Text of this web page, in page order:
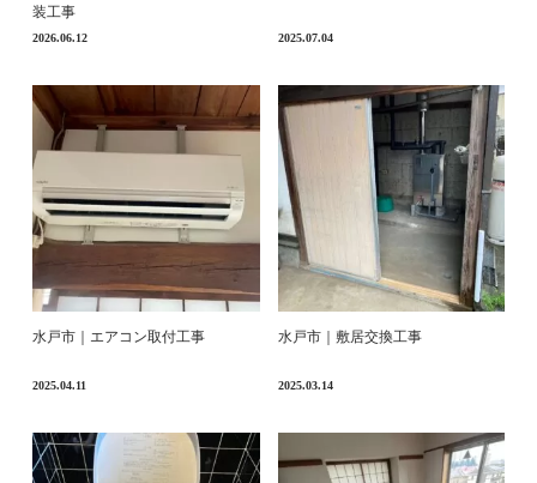
装工事
2026.06.12 2025.07.04
水戸市｜エアコン取付工事
2025.04.11
水戸市｜敷居交換工事
2025.03.14